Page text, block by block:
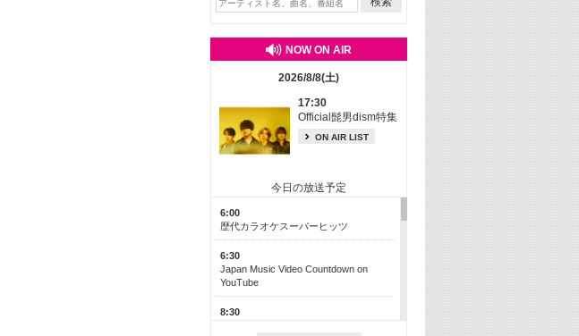
NOW ON AIR
2026/8/8(土)
17:30
Official髭男dism特集
ON AIR LIST
今日の放送予定
6:00
歴代カラオケスーパーヒッツ
6:30
Japan Music Video Countdown on
YouTube
8:30